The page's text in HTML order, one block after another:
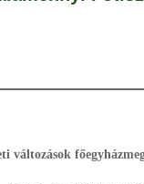
változások